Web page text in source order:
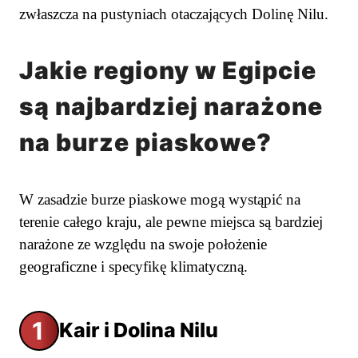
zwłaszcza na pustyniach otaczających Dolinę Nilu.
Jakie regiony w Egipcie
są najbardziej narażone
na burze piaskowe?
W zasadzie burze piaskowe mogą wystąpić na
terenie całego kraju, ale pewne miejsca są bardziej
narażone ze względu na swoje położenie
geograficzne i specyfikę klimatyczną.
1 Kair i Dolina Nilu